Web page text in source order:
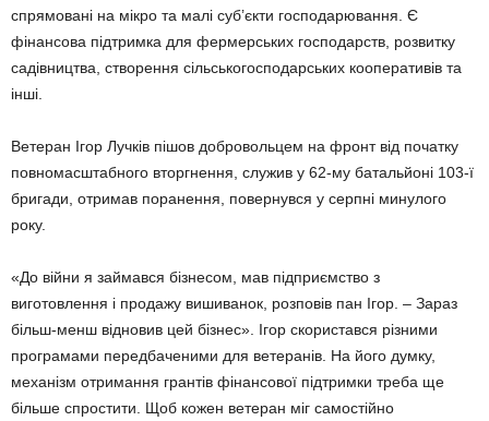
спрямовані на мікро та малі суб’єкти господарювання. Є
фінансова підтримка для фермерських господарств, розвитку
садівництва, створення сільськогосподарських кооперативів та
інші.
Ветеран Ігор Лучків пішов добровольцем на фронт від початку
повномасштабного вторгнення, служив у 62-му батальйоні 103-ї
бригади, отримав поранення, повернувся у серпні минулого
року.
«До війни я займався бізнесом, мав підприємство з
виготовлення і продажу вишиванок, розповів пан Ігор. – Зараз
більш-менш відновив цей бізнес». Ігор скористався різними
програмами передбаченими для ветеранів. На його думку,
механізм отримання грантів фінансової підтримки треба ще
більше спростити. Щоб кожен ветеран міг самостійно